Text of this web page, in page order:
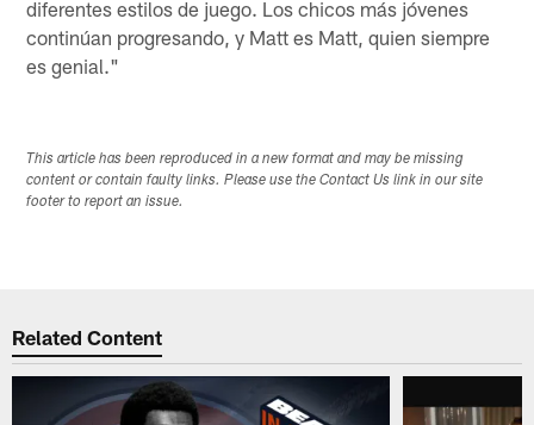
diferentes estilos de juego. Los chicos más jóvenes
continúan progresando, y Matt es Matt, quien siempre
es genial."
This article has been reproduced in a new format and may be missing
content or contain faulty links. Please use the Contact Us link in our site
footer to report an issue.
Related Content